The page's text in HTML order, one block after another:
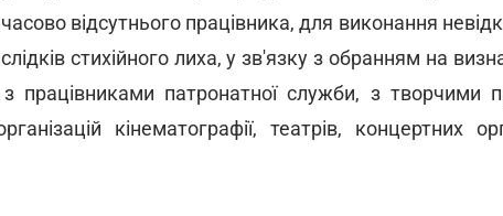
відсутнього працівника, для виконання
стихійного лиха, у зв'язку з обранням на
працівниками патронатної служби, з творчими
кінематографії, театрів, концертних